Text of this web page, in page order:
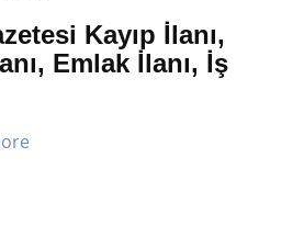
Kayıp İlanı,
Emlak İlanı, İş